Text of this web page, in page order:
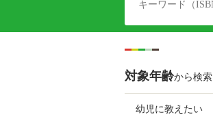
対象年齢から検索
幼児に教えたい